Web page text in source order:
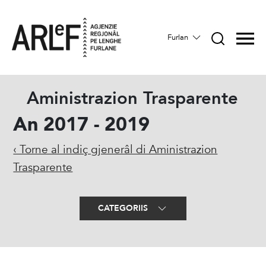
Furlan
Aministrazion Trasparente
An 2017 - 2019
‹ Torne al indiç gjenerâl di Aministrazion
Trasparente
CATEGORIIS